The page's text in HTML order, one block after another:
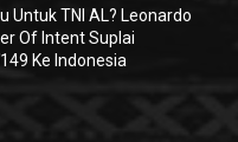
Untuk TNI AL? Leonardo
Of Intent Suplai
Ke Indonesia